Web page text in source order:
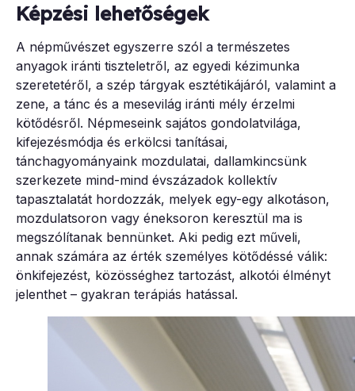
Képzési lehetőségek
A népművészet egyszerre szól a természetes
anyagok iránti tiszteletről, az egyedi kézimunka
szeretetéről, a szép tárgyak esztétikájáról, valamint a
zene, a tánc és a mesevilág iránti mély érzelmi
kötődésről. Népmeseink sajátos gondolatvilága,
kifejezésmódja és erkölcsi tanításai,
tánchagyományaink mozdulatai, dallamkincsünk
szerkezete mind-mind évszázadok kollektív
tapasztalatát hordozzák, melyek egy-egy alkotáson,
mozdulatsoron vagy éneksoron keresztül ma is
megszólítanak bennünket. Aki pedig ezt műveli,
annak számára az érték személyes kötődéssé válik:
önkifejezést, közösséghez tartozást, alkotói élményt
jelenthet – gyakran terápiás hatással.